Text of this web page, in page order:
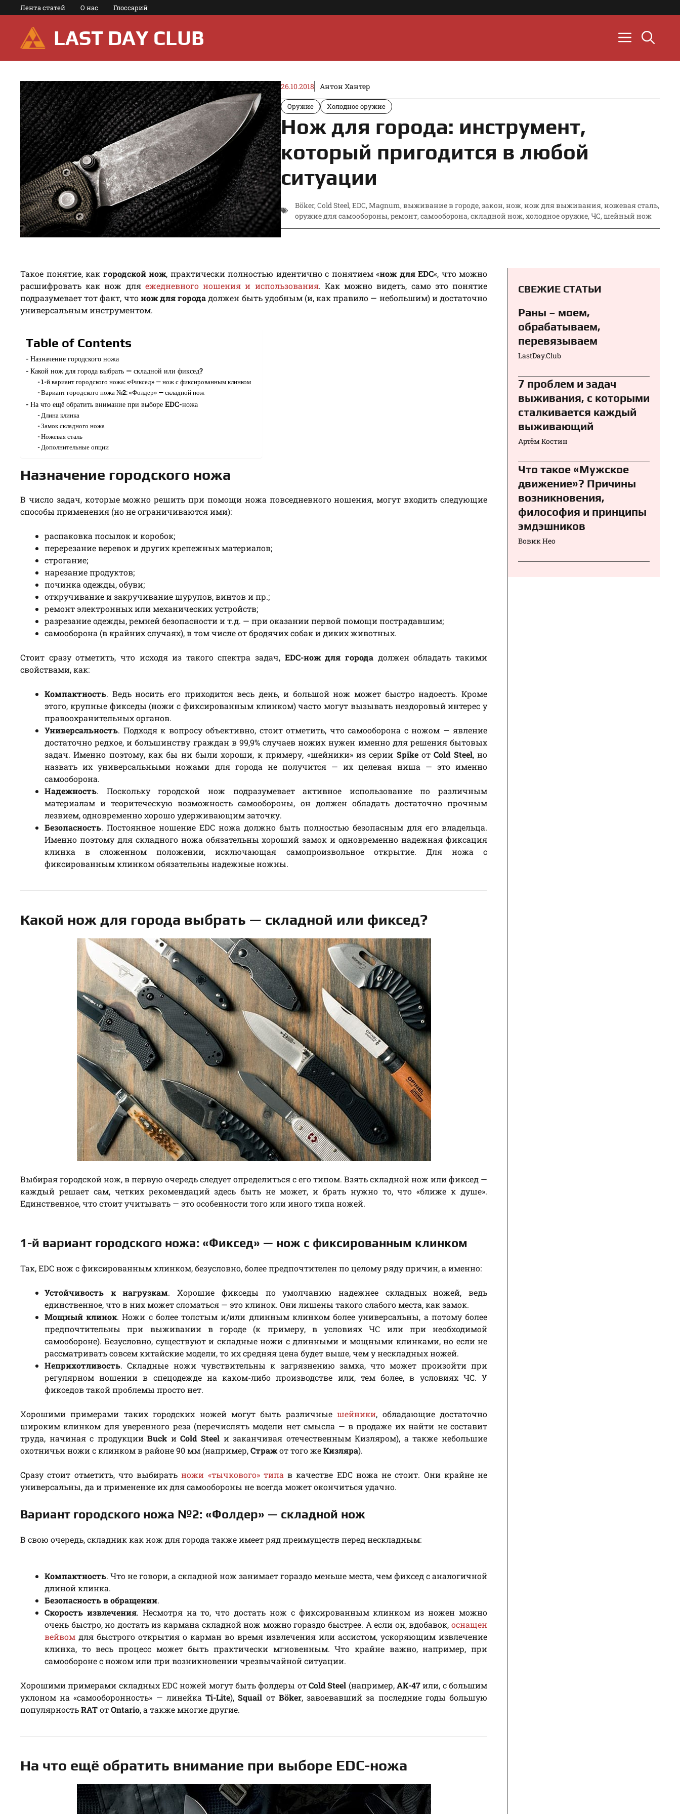
Перейти
к
содержимому
Лента статей О нас Глоссарий
LAST DAY CLUB
26.10.2018 Антон Хантер
Оружие Холодное оружие
Нож для города: инструмент,
который пригодится в любой
ситуации
Böker, Cold Steel, EDC, Magnum, выживание в городе, закон, нож, нож для выживания, ножевая сталь,
оружие для самообороны, ремонт, самооборона, складной нож, холодное оружие, ЧС, шейный нож
Такое понятие, как городской нож, практически полностью идентично с понятием «нож для EDC«, что можно
расшифровать как нож для ежедневного ношения и использования. Как можно видеть, само это понятие
подразумевает тот факт, чтонож для города должен быть удобным (и, как правило — небольшим) и достаточно
универсальным инструментом.
Table of Contents
Назначение городского ножа
Какой нож для города выбрать — складной или фиксед?
1-й вариант городского ножа: «Фиксед» — нож с фиксированным клинком
Вариант городского ножа №2: «Фолдер» — складной нож
На что ещё обратить внимание при выборе EDC-ножа
Длина клинка
Замок складного ножа
Ножевая сталь
Дополнительные опции
Назначение городского ножа
В число задач, которые можно решить при помощи ножа повседневного ношения, могут входить следующие
способы применения (но не ограничиваются ими):
распаковка посылок и коробок;
перерезание веревок и других крепежных материалов;
строгание;
нарезание продуктов;
починка одежды, обуви;
откручивание и закручивание шурупов, винтов и пр.;
ремонт электронных или механических устройств;
разрезание одежды, ремней безопасности и т.д. — при оказании первой помощи пострадавшим;
самооборона (в крайних случаях), в том числе от бродячих собак и диких животных.
Стоит сразу отметить, что исходя из такого спектра задач, EDC-нож для города должен обладать такими
свойствами, как:
Компактность. Ведь носить его приходится весь день, и большой нож может быстро надоесть. Кроме
этого, крупные фикседы (ножи с фиксированным клинком) часто могут вызывать нездоровый интерес у
правоохранительных органов.
Универсальность. Подходя к вопросу объективно, стоит отметить, что самооборона с ножом — явление
достаточно редкое, и большинству граждан в 99,9% случаев ножик нужен именно для решения бытовых
задач. Именно поэтому, как бы ни были хороши, к примеру, «шейники» из серии SpikeотCold Steel, но
назвать их универсальными ножами для города не получится — их целевая ниша — это именно
самооборона.
Надежность. Поскольку городской нож подразумевает активное использование по различным
материалам и теоритеческую возможность самообороны, он должен обладать достаточно прочным
лезвием, одновременно хорошо удерживающим заточку.
Безопасность. Постоянное ношение EDC ножа должно быть полностью безопасным для его владельца.
Именно поэтому для складного ножа обязательны хороший замок и одновременно надежная фиксация
клинка в сложенном положении, исключающая самопроизвольное открытие. Для ножа с
фиксированным клинком обязательны надежные ножны.
Какой нож для города выбрать — складной или фиксед?
Выбирая городской нож, в первую очередь следует определиться с его типом. Взять складной нож или фиксед —
каждый решает сам, четких рекомендаций здесь быть не может, и брать нужно то, что «ближе к душе».
Единственное, что стоит учитывать — это особенности того или иного типа ножей.
1-й вариант городского ножа: «Фиксед» — нож с фиксированным клинком
Так, EDC нож с фиксированным клинком, безусловно, более предпочтителен по целому ряду причин, а именно:
Устойчивость к нагрузкам. Хорошие фикседы по умолчанию надежнее складных ножей, ведь
единственное, что в них может сломаться — это клинок. Они лишены такого слабого места, как замок.
Мощный клинок. Ножи с более толстым и/или длинным клинком более универсальны, а потому более
предпочтительны при выживании в городе (к примеру, в условиях ЧС или при необходимой
самообороне). Безусловно, существуют и складные ножи с длинными и мощными клинками, но если не
рассматривать совсем китайские модели, то их средняя цена будет выше, чем у нескладных ножей.
Неприхотливость. Складные ножи чувствительны к загрязнению замка, что может произойти при
регулярном ношении в спецодежде на каком-либо производстве или, тем более, в условиях ЧС. У
фикседов такой проблемы просто нет.
Хорошими примерами таких городских ножей могут быть различныешейники, обладающие достаточно
широким клинком для уверенного реза (перечислять модели нет смысла — в продаже их найти не составит
труда, начиная с продукцииBuck иCold Steel и заканчивая отечественным Кизляром), а также небольшие
охотничьи ножи с клинком в районе 90 мм (например,Стражот того жеКизляра).
Сразу стоит отметить, что выбиратьножи «тычкового» типа в качестве EDC ножа не стоит. Они крайне не
универсальны, да и применение их для самообороны не всегда может окончиться удачно.
Вариант городского ножа №2: «Фолдер» — складной нож
В свою очередь, складник как нож для города также имеет ряд преимуществ перед нескладным:
Компактность. Что не говори, а складной нож занимает гораздо меньше места, чем фиксед с аналогичной
длиной клинка.
Безопасность в обращении.
Скорость извлечения. Несмотря на то, что достать нож с фиксированным клинком из ножен можно
очень быстро, но достать из кармана складной нож можно гораздо быстрее. А если он, вдобавок, оснащен
вейвом для быстрого открытия о карман во время извлечения или ассистом, ускоряющим извлечение
клинка, то весь процесс может быть практически мгновенным. Что крайне важно, например, при
самообороне с ножом или при возникновении чрезвычайной ситуации.
Хорошими примерами складных EDC ножей могут быть фолдеры отCold Steel (например,АК-47или, с большим
уклоном на «самооборонность» — линейкаTi-Lite),Squail от Böker, завоевавший за последние годы большую
популярностьRATотOntario, а также многие другие.
На что ещё обратить внимание при выборе EDC-ножа
СВЕЖИЕ СТАТЬИ
Раны – моем,
обрабатываем,
перевязываем⁠⁠
LastDay.Club
7 проблем и задач
выживания, с которыми
сталкивается каждый
выживающий
Артём Костин
Что такое «Мужское
движение»? Причины
возникновения,
философия и принципы
эмдэшников
Вовик Нео